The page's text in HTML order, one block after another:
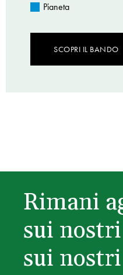
Pianeta
SCOPRI IL BANDO
Rimani
sui
sui